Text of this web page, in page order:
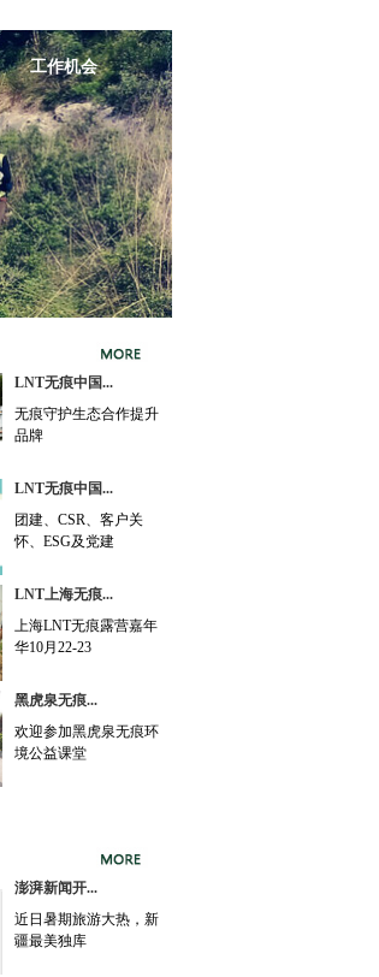
工作机会
LNT无痕中国...
无痕守护生态合作提升
品牌
LNT无痕中国...
团建、CSR、客户关
怀、ESG及党建
LNT上海无痕...
上海LNT无痕露营嘉年
华10月22-23
黑虎泉无痕...
欢迎参加黑虎泉无痕环
境公益课堂
澎湃新闻开...
近日暑期旅游大热，新
疆最美独库